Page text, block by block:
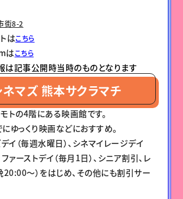
街8-2
はこちら
はこちら
記事公開時当時のものとなります
マズ 熊本サクラマチ
トの4階にある映画館です。
ゆっくり映画などにおすすめ。
イ（毎週水曜日）、シネマイレージデイ
ファーストデイ（毎月1日）、シニア割引、レ
20:00～）をはじめ、その他にも割引サー